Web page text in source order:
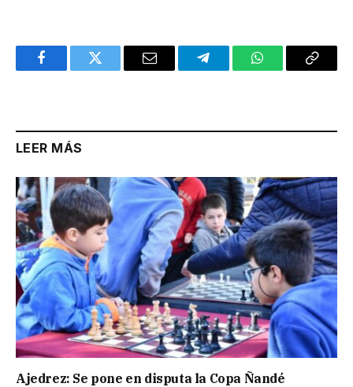
FacebookTwitter Email TelegramWhatsAppCopy
LEER MÁS
Ajedrez: Se pone en disputa la Copa Ñandé